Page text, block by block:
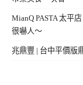
MianQ PASTA 太平
很嚇人～
兆鼎豐 | 台中平價版